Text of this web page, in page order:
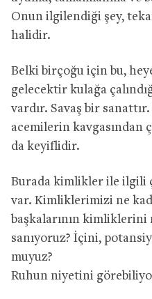
Onun ilgilendiği şey,
halidir.
Belki birçoğu için bu,
gelecektir kulağa
vardır. Savaş bir sanattır.
acemilerin kavgasından
da keyiflidir.
Burada kimlikler ile ilgili
var. Kimliklerimizi ne
başkalarının kimliklerini
sanıyoruz? İçini,
muyuz?
Ruhun niyetini